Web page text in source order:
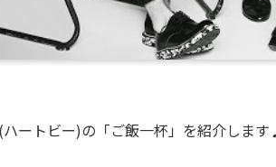
ートビー)の「ご飯一杯」を紹介しま